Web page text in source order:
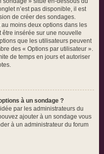
n’est pas disponible, il est
de créer des sondages.
moins deux options dans les
insérée sur une nouvelle
que les utilisateurs peuvent
des « Options par utilisateur ».
de temps en jours et autoriser
à un sondage ?
par les administrateurs du
ajouter à un sondage vous
à un administrateur du forum